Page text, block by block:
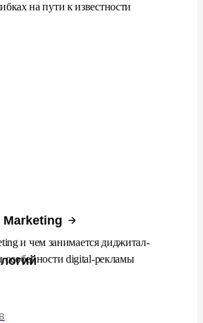
на пути к известности
Marketing
и чем занимается диджитал-
особенности digital-рекламы